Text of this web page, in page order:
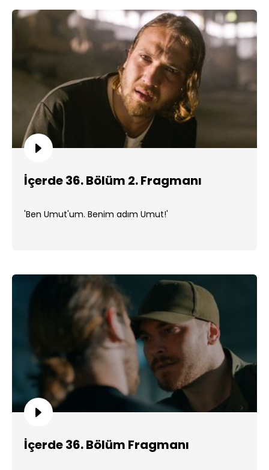
İçerde 36. Bölüm 2. Fragmanı
'Ben Umut'um. Benim adım Umut!'
İçerde 36. Bölüm Fragmanı